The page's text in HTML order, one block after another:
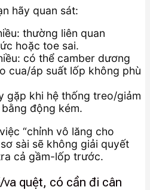
hãy quan sát:
thường liên quan
hoặc toe sai.
có thể camber dương
cua/áp suất lốp không phù
gặp khi hệ thống treo/giảm
động kém.
“chỉnh vô lăng cho
sài sẽ không giải quyết
cả gầm-lốp trước.
quệt, có cần đi cân